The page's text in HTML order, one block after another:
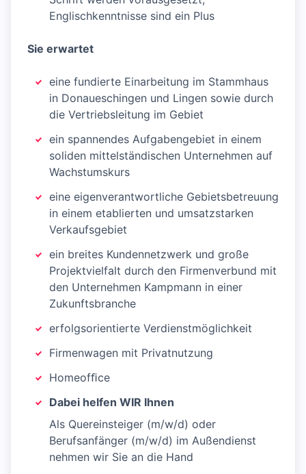
Englischkenntnisse sind ein Plus
Sie erwartet
eine fundierte Einarbeitung im Stammhaus
in Donaueschingen und Lingen sowie durch
die Vertriebsleitung im Gebiet
ein spannendes Aufgabengebiet in einem
soliden mittelständischen Unternehmen auf
Wachstumskurs
eine eigenverantwortliche Gebietsbetreuung
in einem etablierten und umsatzstarken
Verkaufsgebiet
ein breites Kundennetzwerk und große
Projektvielfalt durch den Firmenverbund mit
den Unternehmen Kampmann in einer
Zukunftsbranche
erfolgsorientierte Verdienstmöglichkeit
Firmenwagen mit Privatnutzung
Homeofﬁce
​Dabei helfen WIR Ihnen
Als Quereinsteiger (m/w/d) oder
Berufsanfänger (m/w/d) im Außendienst
nehmen wir Sie an die Hand